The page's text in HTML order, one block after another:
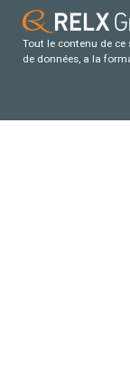
Tout le contenu de
de données, a la